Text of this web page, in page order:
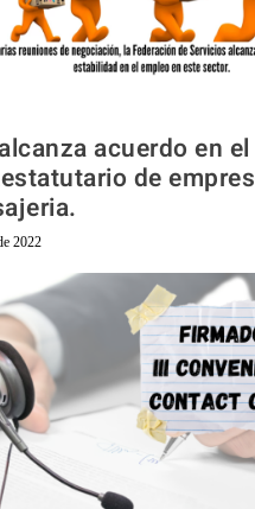
acuerdo en
de
2022